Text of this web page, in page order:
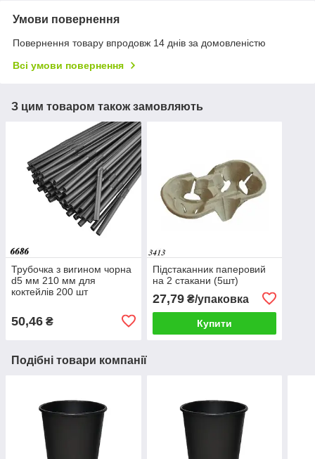
Умови повернення
Повернення товару впродовж 14 днів за домовленістю
Всі умови повернення
З цим товаром також замовляють
Трубочка з вигином чорна
d5 мм 210 мм для
коктейлів 200 шт
50,46 ₴
Підстаканник паперовий
на 2 стакани (5шт)
27,79₴/упаковка
Купити
Подібні товари компанії